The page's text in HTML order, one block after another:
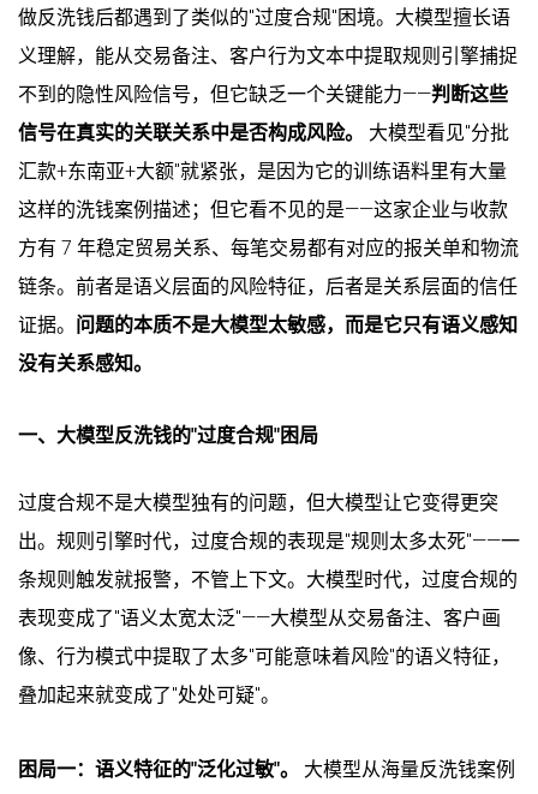
做反洗钱后都遇到了类似的"过度合规"困境。大模型擅长语
义理解，能从交易备注、客户行为文本中提取规则引擎捕捉
不到的隐性风险信号，但它缺乏一个关键能力——判断这些
信号在真实的关联关系中是否构成风险。
大模型看见"分批
汇款+东南亚+大额"就紧张，是因为它的训练语料里有大量
这样的洗钱案例描述；但它看不见的是——这家企业与收款
方有 7 年稳定贸易关系、每笔交易都有对应的报关单和物流
链条。前者是语义层面的风险特征，后者是关系层面的信任
证据。 问题的本质不是大模型太敏感，而是它只有语义感知
没有关系感知。
一、大模型反洗钱的"过度合规"困局
过度合规不是大模型独有的问题，但大模型让它变得更突
出。规则引擎时代，过度合规的表现是"规则太多太死"——一
条规则触发就报警，不管上下文。大模型时代，过度合规的
表现变成了"语义太宽太泛"——大模型从交易备注、客户画
像、行为模式中提取了太多"可能意味着风险"的语义特征，
叠加起来就变成了"处处可疑"。
困局一：语义特征的"泛化过敏"。
大模型从海量反洗钱案例